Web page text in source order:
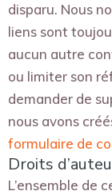
disparu. Nous
liens sont
aucun autre
ou limiter son
demander de
nous avons
formulaire de
Droits
L’ensemble de